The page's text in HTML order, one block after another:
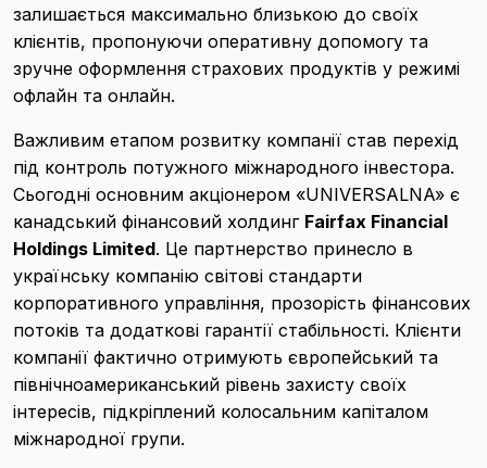
залишається максимально близькою до своїх
клієнтів, пропонуючи оперативну допомогу та
зручне оформлення страхових продуктів у режимі
офлайн та онлайн.
Важливим етапом розвитку компанії став перехід
під контроль потужного міжнародного інвестора.
Сьогодні основним акціонером «UNIVERSALNA» є
канадський фінансовий холдинг Fairfax Financial
Holdings Limited. Це партнерство принесло в
українську компанію світові стандарти
корпоративного управління, прозорість фінансових
потоків та додаткові гарантії стабільності. Клієнти
компанії фактично отримують європейський та
північноамериканський рівень захисту своїх
інтересів, підкріплений колосальним капіталом
міжнародної групи.